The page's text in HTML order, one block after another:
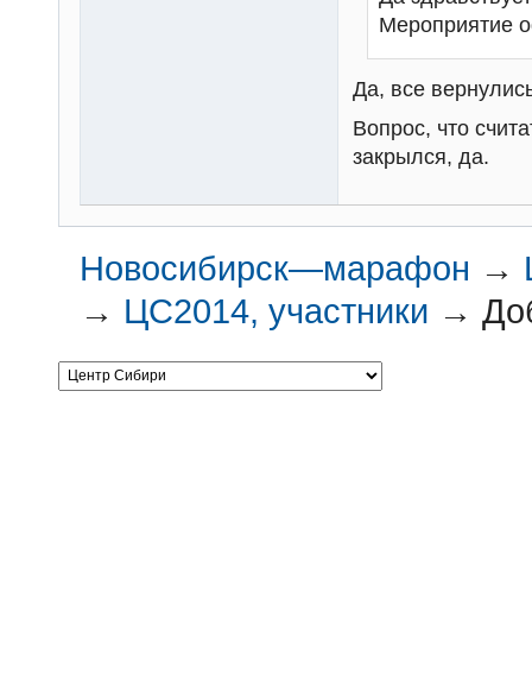
Мероприятие
Да, все
Вопрос, что
закрылся, да.
Новосибирск—марафон →
→ ЦС2014, участники →